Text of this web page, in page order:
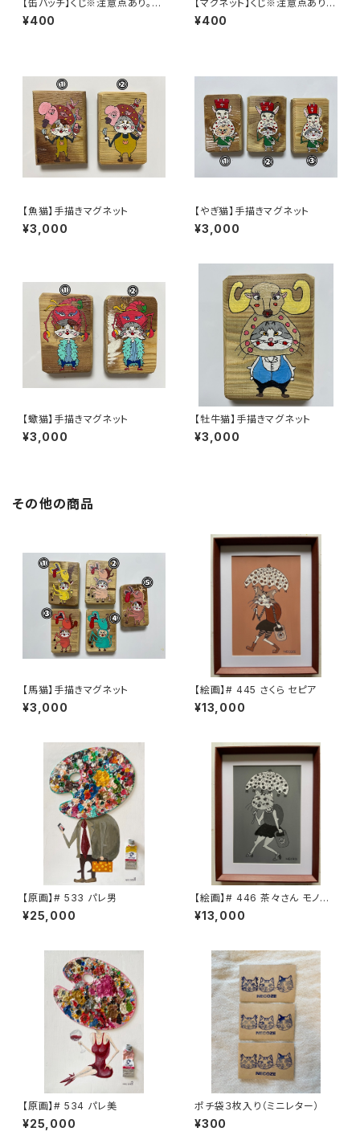
【缶バッチ】くじ※注意点あり。説
明をご確認ください
¥400
【マグネット】くじ※注意点あり。
説明をご確認ください
¥400
【魚猫】手描きマグネット
¥3,000
【やぎ猫】手描きマグネット
¥3,000
【蠍猫】手描きマグネット
¥3,000
【牡牛猫】手描きマグネット
¥3,000
その他の商品
【馬猫】手描きマグネット
¥3,000
【絵画】# 445 さくら セピア
¥13,000
【原画】# 533 パレ男
¥25,000
【絵画】# 446 茶々さん モノク
ロ
¥13,000
【原画】# 534 パレ美
¥25,000
ポチ袋３枚入り（ミニレター）
¥300